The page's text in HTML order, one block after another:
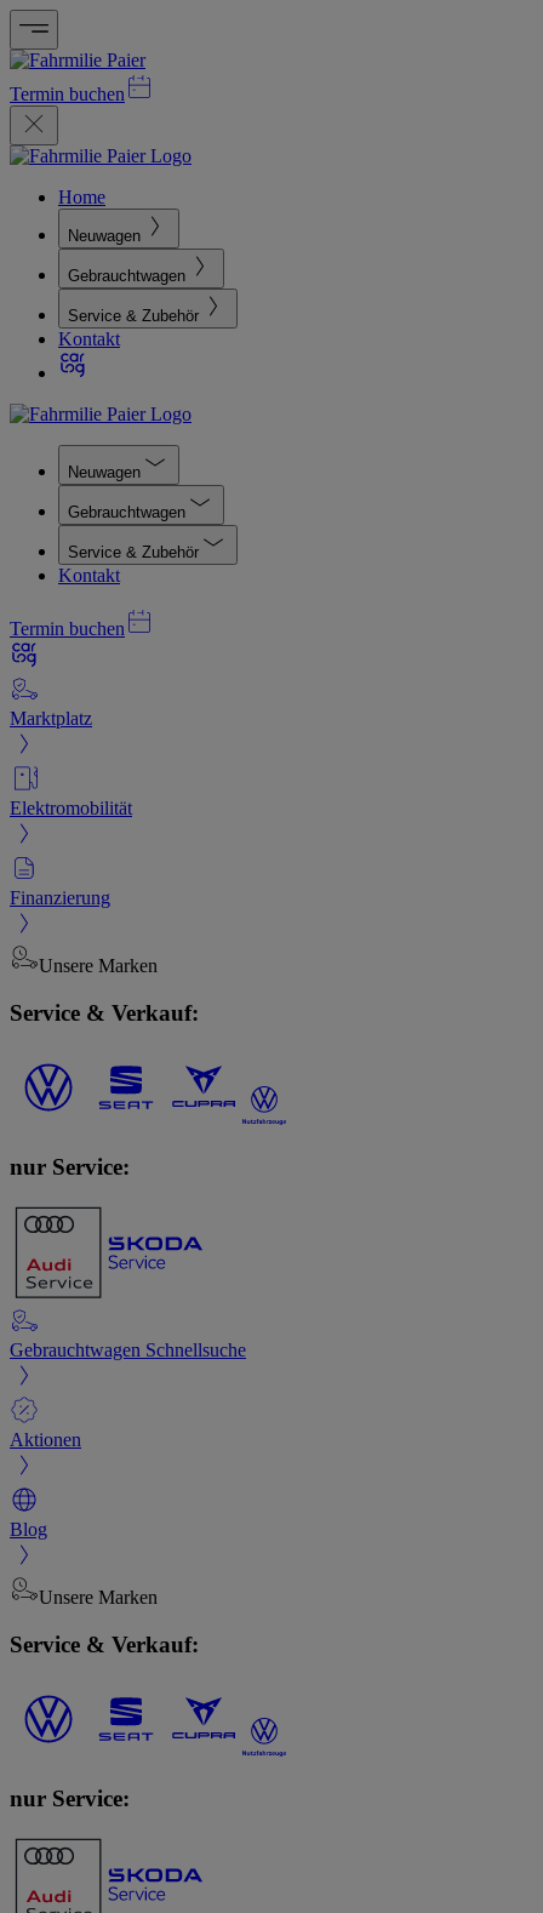
Termin buchen
Home
Neuwagen
Gebrauchtwagen
Service & Zubehör
Kontakt
Neuwagen
Gebrauchtwagen
Service & Zubehör
Kontakt
Termin buchen
Marktplatz
Elektromobilität
Finanzierung
Unsere Marken
Service & Verkauf:
nur Service:
Gebrauchtwagen Schnellsuche
Aktionen
Blog
Unsere Marken
Service & Verkauf:
nur Service: